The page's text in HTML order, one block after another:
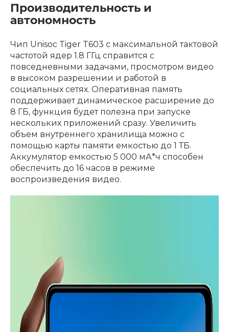
Производительность и
автономность
Чип Unisoc Tiger T603 с максимальной тактовой
частотой ядер 1.8 ГГц справится с
повседневными задачами, просмотром видео
в высоком разрешении и работой в
социальных сетях. Оперативная память
поддерживает динамическое расширение до
8 ГБ, функция будет полезна при запуске
нескольких приложений сразу. Увеличить
объем внутреннего хранилища можно с
помощью карты памяти емкостью до 1 ТБ.
Аккумулятор емкостью 5 000 мА*ч способен
обеспечить до 16 часов в режиме
воспроизведения видео.